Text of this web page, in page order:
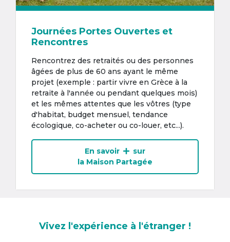
Journées Portes Ouvertes et
Rencontres
Rencontrez des retraités ou des personnes
âgées de plus de 60 ans ayant le même
projet (exemple : partir vivre en Grèce à la
retraite à l'année ou pendant quelques mois)
et les mêmes attentes que les vôtres (type
d'habitat, budget mensuel, tendance
écologique, co-acheter ou co-louer, etc...).
En savoir
sur
la Maison Partagée
Vivez l'expérience à l'étranger !